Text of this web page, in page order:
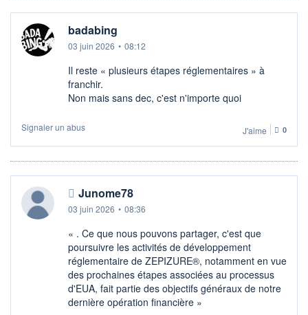
badabing
03 juin 2026 • 08:12
Il reste « plusieurs étapes réglementaires » à
franchir.
Non mais sans dec, c'est n'importe quoi
Signaler un abus J'aime 0
Junome78
03 juin 2026 • 08:36
« . Ce que nous pouvons partager, c'est que
poursuivre les activités de développement
réglementaire de ZEPIZURE®, notamment en vue
des prochaines étapes associées au processus
d'EUA, fait partie des objectifs généraux de notre
dernière opération financière »